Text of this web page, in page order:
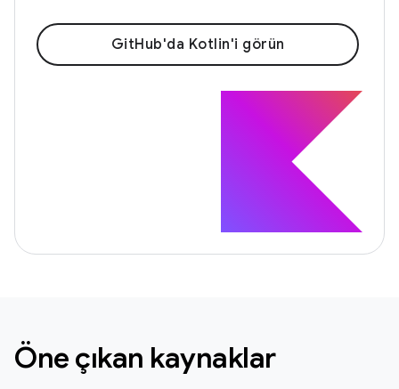
GitHub'da Kotlin'i görün
Öne çıkan kaynaklar